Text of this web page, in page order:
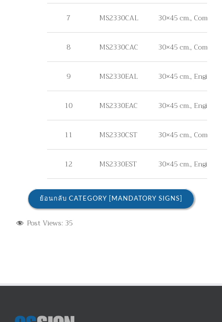
7 MS2330CAL 30×45 cm.,
8 MS2330CAC 30×45 cm.,
9 MS2330EAL 30×45 cm.,
10 MS2330EAC 30×45 cm.,
11 MS2330CST 30×45 cm.,
12 MS2330EST 30×45 cm.,
ย้อนกลับ CATEGORY [MANDATORY SIGNS]
Post Views: 35